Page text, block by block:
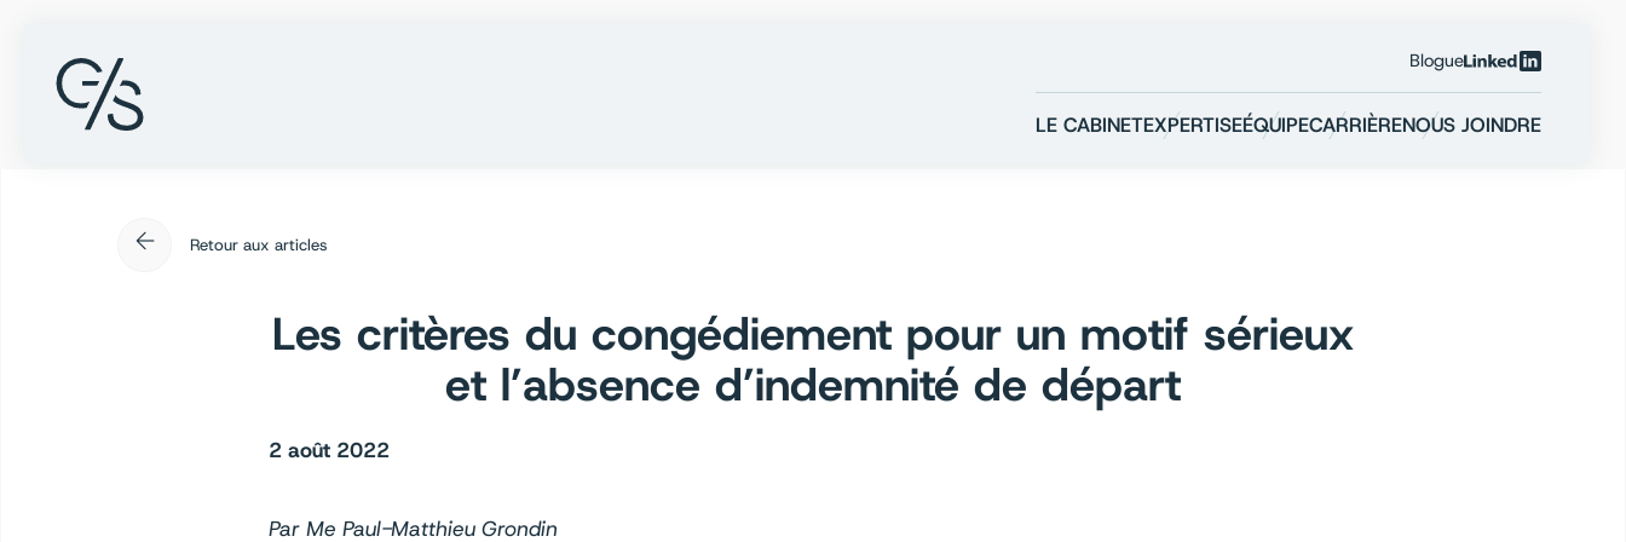
Blogue
LE CABINETEXPERTISEÉQUIPECARRIÈRENOUS JOINDRE
arrow_back Retour aux articles
Les critères du congédiement pour un motif sérieux
et l’absence d’indemnité de départ
2 août 2022
Par Me Paul-Matthieu Grondin